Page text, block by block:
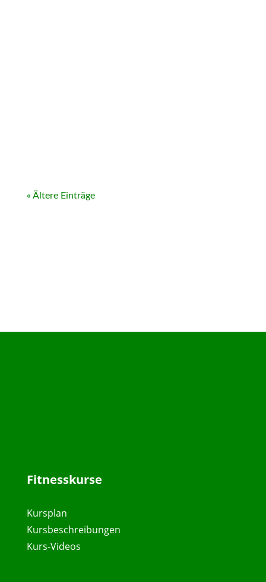
« Ältere Einträge
Fitnesskurse
Kursplan
Kursbeschreibungen
Kurs-Videos